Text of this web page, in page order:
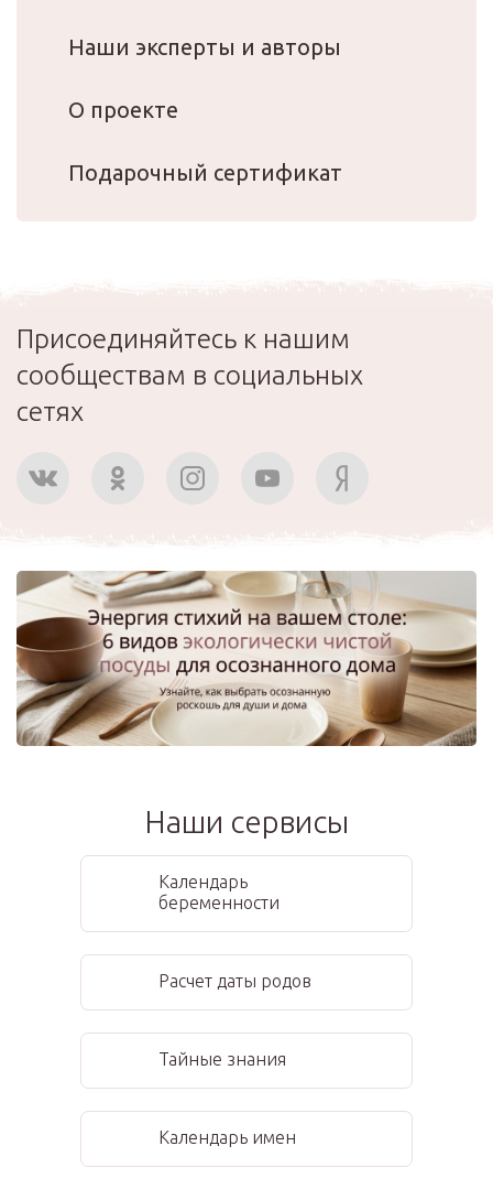
Наши эксперты и авторы
О проекте
Подарочный сертификат
Присоединяйтесь к нашим
сообществам в социальных
сетях
Наши сервисы
Календарь
беременности
Расчет даты родов
Тайные знания
Календарь имен